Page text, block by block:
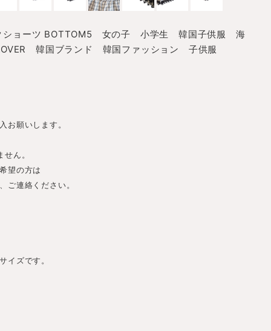
クショーツ BOTTOM5 女の子 小学生 韓国子供服 海
韓国ブランド 韓国ファッション 子供服
お願いします。
ん。
望の方は
ご連絡ください。
イズです。